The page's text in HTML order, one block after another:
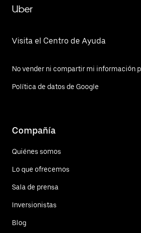
Uber
Visita el Centro de Ayuda
No vender ni compartir mi información
Política de datos de Google
Compañía
Quiénes somos
Lo que ofrecemos
Sala de prensa
Inversionistas
Blog